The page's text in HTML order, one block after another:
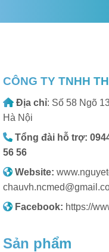
CÔNG TY TNHH
Địa chỉ: Số 58 Ngõ
Hà Nội
Tổng đài hỗ trợ:
56 56
Website:
Facebook: https://
Sản phẩm